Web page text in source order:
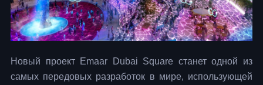
Новый проект Emaar Dubai Square станет одной из
самых передовых разработок в мире, использующей